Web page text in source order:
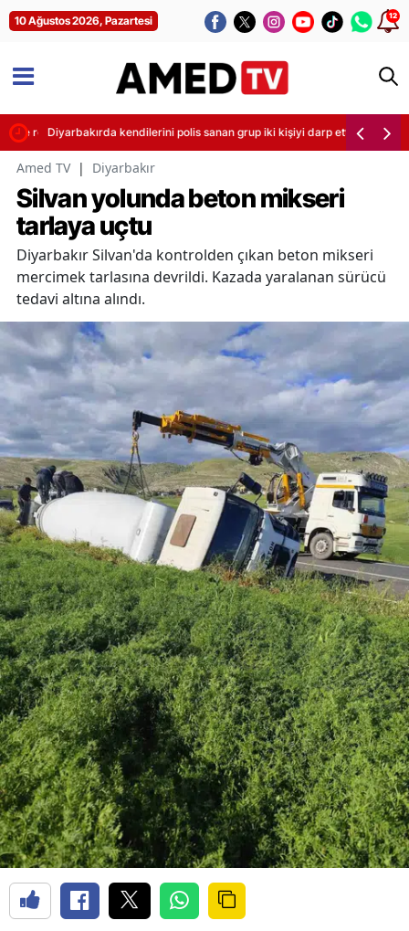
10 Ağustos 2026, Pazartesi 12
resmen duyurdu
Diyarbakırda kendilerini polis sanan grup iki kişiyi darp etti
Amed TV | Diyarbakır
Silvan yolunda beton mikseri
tarlaya uçtu
Diyarbakır Silvan'da kontrolden çıkan beton mikseri
mercimek tarlasına devrildi. Kazada yaralanan sürücü
tedavi altına alındı.